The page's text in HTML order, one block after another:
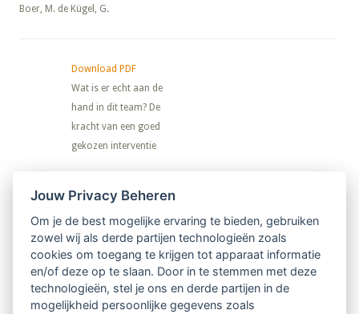
​​​​​​​Boer, M. de Kügel, G.
Download PDF
Wat is er echt aan de
hand in dit team? De
kracht van een goed
gekozen interventie
Nieuwsbrief
Ontvang 10 x per jaar de LVSC-
relatienieuwsbrief met o.a.:
vrij toegankelijke TsvB-artikelen
Jouw Privacy Beheren
Om je de best mogelijke ervaring te bieden, gebruiken
zowel wij als derde partijen technologieën zoals
cookies om toegang te krijgen tot apparaat informatie
en/of deze op te slaan. Door in te stemmen met deze
technologieën, stel je ons en derde partijen in de
mogelijkheid persoonlijke gegevens zoals